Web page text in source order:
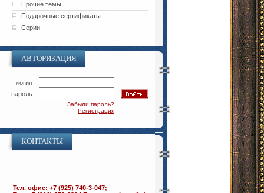
Прочие темы
Подарочные сертификаты
Серии
АВТОРИЗАЦИЯ
логин
пароль
Забыли пароль?
Регистрация
КОНТАКТЫ
Тел. офис: +7 (925) 740-3-047;